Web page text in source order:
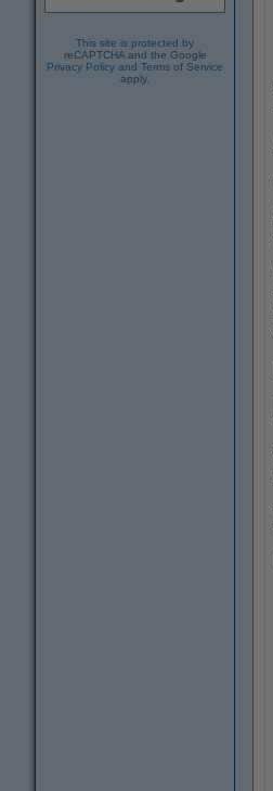
This site is protected by
reCAPTCHA and the Google
Privacy Policy and Terms of Service
apply.